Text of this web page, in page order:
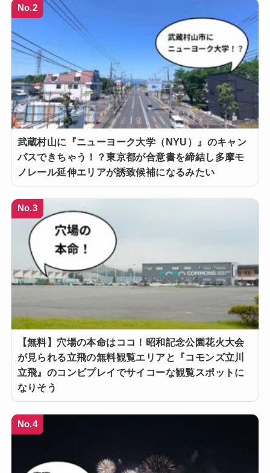
No.2
武蔵村山に『ニューヨーク大学（NYU）』のキャン
パスできちゃう！？東京都が合意書を締結し多摩モ
ノレール延伸エリアが誘致候補になるみたい
No.3
【無料】穴場の本命はココ！昭和記念公園花火大会
が見られる立飛の無料観覧エリアと『コモンズ立川
立飛』のコンビプレイでサイコーな観覧スポットに
なりそう
No.4